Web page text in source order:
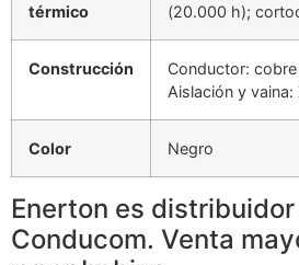
térmico
(20.000 h);
Construcción
Conductor:
Aislación y vaina:
Color Negro
Enerton es
Conducom. Venta